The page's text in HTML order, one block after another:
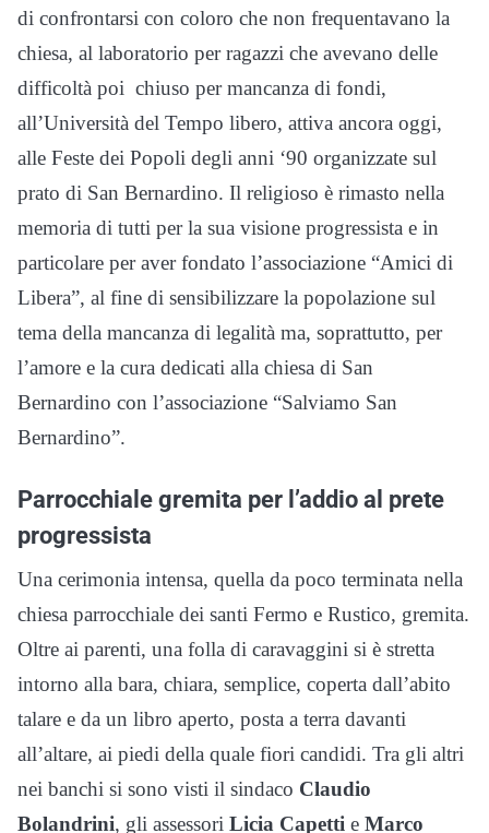
di confrontarsi con coloro che non frequentavano la
chiesa, al laboratorio per ragazzi che avevano delle
difficoltà poi chiuso per mancanza di fondi,
all’Università del Tempo libero, attiva ancora oggi,
alle Feste dei Popoli degli anni ‘90 organizzate sul
prato di San Bernardino. Il religioso è rimasto nella
memoria di tutti per la sua visione progressista e in
particolare per aver fondato l’associazione “Amici di
Libera”, al fine di sensibilizzare la popolazione sul
tema della mancanza di legalità ma, soprattutto, per
l’amore e la cura dedicati alla chiesa di San
Bernardino con l’associazione “Salviamo San
Bernardino”.
Parrocchiale gremita per l’addio al prete
progressista
Una cerimonia intensa, quella da poco terminata nella
chiesa parrocchiale dei santi Fermo e Rustico, gremita.
Oltre ai parenti, una folla di caravaggini si è stretta
intorno alla bara, chiara, semplice, coperta dall’abito
talare e da un libro aperto, posta a terra davanti
all’altare, ai piedi della quale fiori candidi. Tra gli altri
nei banchi si sono visti il sindaco Claudio
Bolandrini, gli assessori Licia Capetti e Marco